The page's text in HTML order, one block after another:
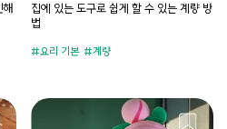
해
집에 있는 도구로 쉽게 할 수 있는 계량 방
법
요리 기본 계량